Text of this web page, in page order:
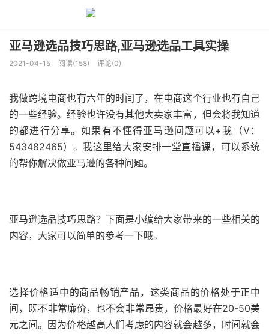
亚马逊选品技巧思路,亚马逊选品工具实操
2021-04-15 阅读(158) 评论(0)
我做跨境电商也有六年的时间了，在电商这个行业也有自己
的一些经验。经验也许没有其他大卖家丰富，但会将我知道
的都进行分享。如果有不懂得亚马逊问题可以+我（V：
543482465）。我这里给大家安排一堂直播课，可以系统
的帮你解决做亚马逊的各种问题。
亚马逊选品技巧思路？下面是小编给大家带来的一些相关的
内容，大家可以简单的参考一下哦。
选择价格适中的商品畅销产品，这类商品的价格处于正中
间，既不非常廉价，也不会非常昂贵，价格最好在20-50美
元之间。因为价格越高人们考虑的内容就会越多，时间就会